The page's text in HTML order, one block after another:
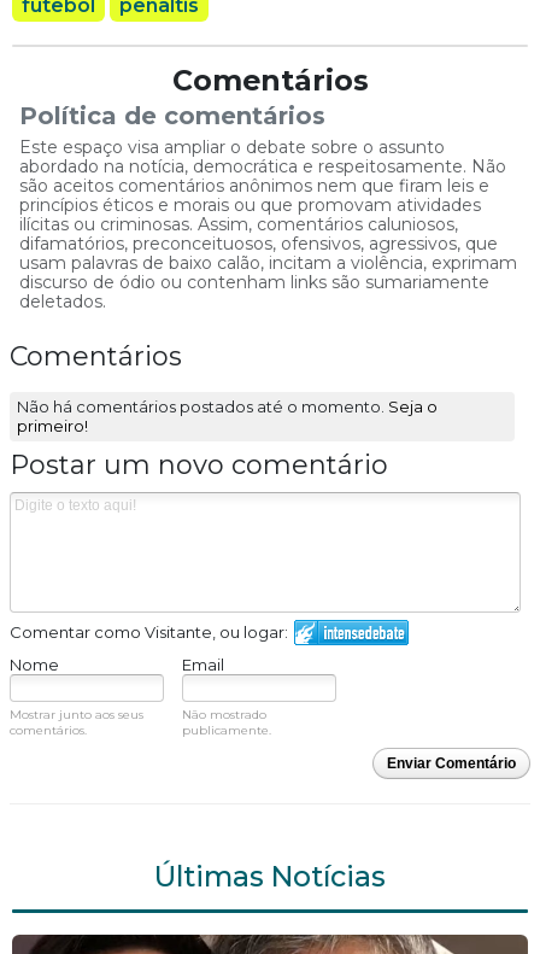
futebol pênaltis
Comentários
Política de comentários
Este espaço visa ampliar o debate sobre o assunto
abordado na notícia, democrática e respeitosamente. Não
são aceitos comentários anônimos nem que firam leis e
princípios éticos e morais ou que promovam atividades
ilícitas ou criminosas. Assim, comentários caluniosos,
difamatórios, preconceituosos, ofensivos, agressivos, que
usam palavras de baixo calão, incitam a violência, exprimam
discurso de ódio ou contenham links são sumariamente
deletados.
Comentários
Não há comentários postados até o momento. Seja o
primeiro!
Postar um novo comentário
Comentar como Visitante, ou logar:
Nome
Email
Mostrar junto aos seus
comentários.
Não mostrado
publicamente.
Enviar Comentário
Últimas Notícias